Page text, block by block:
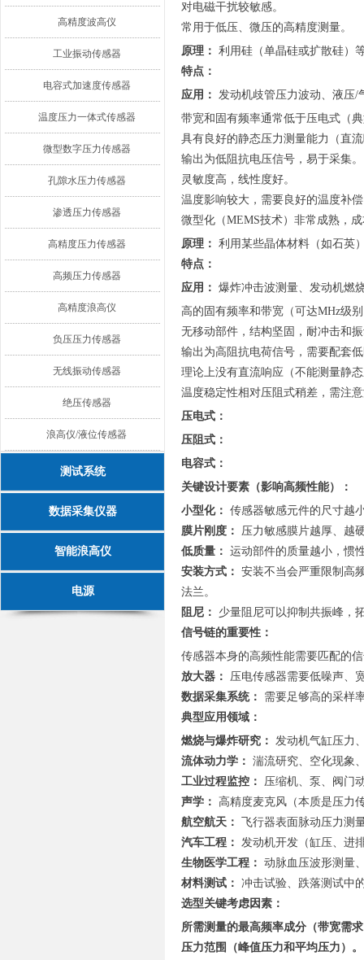
高精度波高仪
工业振动传感器
电容式加速度传感器
温度压力一体式传感器
微型数字压力传感器
孔隙水压力传感器
渗透压力传感器
高精度压力传感器
高频压力传感器
高精度浪高仪
负压压力传感器
无线振动传感器
绝压传感器
浪高仪/液位传感器
测试系统
数据采集仪器
智能浪高仪
电源
对电磁干扰较敏感。
常用于低压、微压的高精度测量。
原理： 利用硅（单晶硅或扩散硅）
特点：
应用： 发动机歧管压力波动、液压/
带宽和固有频率通常低于压电式（
具有良好的静态压力测量能力（直
输出为低阻抗电压信号，易于采集。
灵敏度高，线性度好。
温度影响较大，需要良好的温度补
微型化（MEMS技术）非常成熟，
原理： 利用某些晶体材料（如石英
特点：
应用： 爆炸冲击波测量、发动机燃
高的固有频率和带宽（可达MHz级
无移动部件，结构坚固，耐冲击和
输出为高阻抗电荷信号，需要配套
理论上没有直流响应（不能测量静
温度稳定性相对压阻式稍差，需注
压电式：
压阻式：
电容式：
关键设计要素（影响高频性能）：
小型化： 传感器敏感元件的尺寸越
膜片刚度：
压力敏感膜片越厚、越
低质量： 运动部件的质量越小，惯
安装方式： 安装不当会严重限制高
法兰。
阻尼：
少量阻尼可以抑制共振峰，
信号链的重要性：
传感器本身的高频性能需要匹配的
放大器：
压电传感器需要低噪声、
数据采集系统：
需要足够高的采样
典型应用领域：
燃烧与爆炸研究： 发动机气缸压力
流体动力学： 湍流研究、空化现象
工业过程监控：
压缩机、泵、阀门
声学：
高精度麦克风（本质是压力
航空航天：
飞行器表面脉动压力测
汽车工程： 发动机开发（缸压、进
生物医学工程： 动脉血压波形测量
材料测试： 冲击试验、跌落测试中
选型关键考虑因素：
所需测量的最高频率成分（带宽需
压力范围（峰值压力和平均压力）。